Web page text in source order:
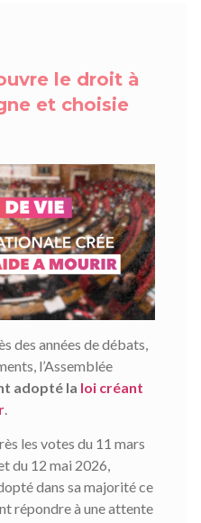
le droit à
et choisie
des années de débats,
l’Assemblée
adopté la loi créant
les votes du 11 mars
du 12 mai 2026,
dans sa majorité ce
répondre à une attente